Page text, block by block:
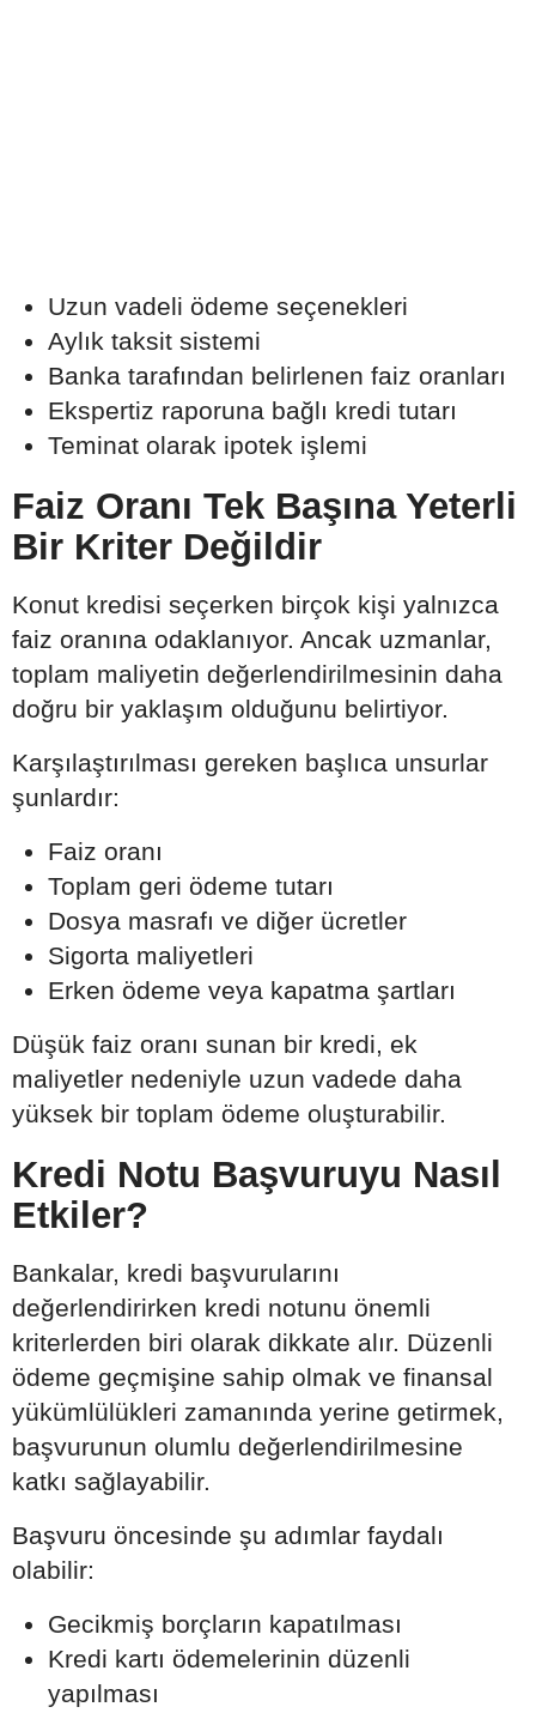
Uzun vadeli ödeme seçenekleri
Aylık taksit sistemi
Banka tarafından belirlenen faiz oranları
Ekspertiz raporuna bağlı kredi tutarı
Teminat olarak ipotek işlemi
Faiz Oranı Tek Başına Yeterli
Bir Kriter Değildir
Konut kredisi seçerken birçok kişi yalnızca
faiz oranına odaklanıyor. Ancak uzmanlar,
toplam maliyetin değerlendirilmesinin daha
doğru bir yaklaşım olduğunu belirtiyor.
Karşılaştırılması gereken başlıca unsurlar
şunlardır:
Faiz oranı
Toplam geri ödeme tutarı
Dosya masrafı ve diğer ücretler
Sigorta maliyetleri
Erken ödeme veya kapatma şartları
Düşük faiz oranı sunan bir kredi, ek
maliyetler nedeniyle uzun vadede daha
yüksek bir toplam ödeme oluşturabilir.
Kredi Notu Başvuruyu Nasıl
Etkiler?
Bankalar, kredi başvurularını
değerlendirirken kredi notunu önemli
kriterlerden biri olarak dikkate alır. Düzenli
ödeme geçmişine sahip olmak ve finansal
yükümlülükleri zamanında yerine getirmek,
başvurunun olumlu değerlendirilmesine
katkı sağlayabilir.
Başvuru öncesinde şu adımlar faydalı
olabilir:
Gecikmiş borçların kapatılması
Kredi kartı ödemelerinin düzenli
yapılması